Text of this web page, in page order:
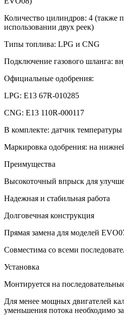
Количество цилиндров: 4 (также
использовании двух реек)
Типы топлива: LPG и CNG
Подключение газового шланга:
Официальные одобрения:
LPG: E13 67R-010285
CNG: E13 110R-000117
В комплекте: датчик температуры
Маркировка одобрения: на
Преимущества
Высокоточный впрыск для
Надежная и стабильная работа
Долговечная конструкция
Прямая замена для моделей
Совместима со всеми
Установка
Монтируется на
Для менее мощных двигателей
уменьшения потока необходимо